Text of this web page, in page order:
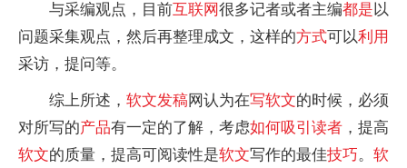
与采编观点，目前互联网很多记者或者主编都是以
问题采集观点，然后再整理成文，这样的方式可以利用
采访，提问等。
综上所述， 软文发稿网认为在写软文的时候，必须
对所写的产品有一定的了解，考虑如何吸引读者 ，提高
软文的质量，提高可阅读性是软文写作的最佳技巧。 软